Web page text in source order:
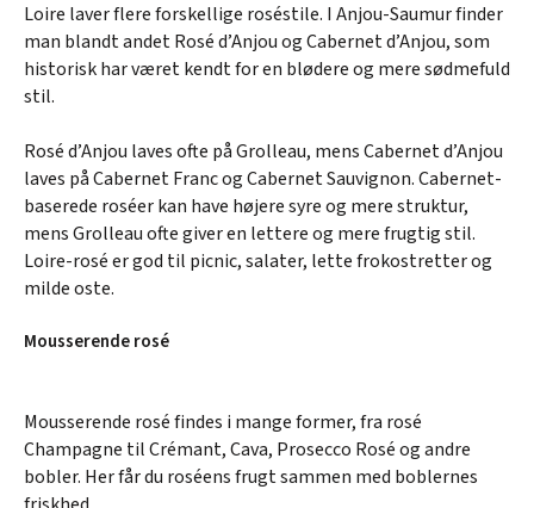
Loire laver flere forskellige roséstile. I Anjou-Saumur finder
man blandt andet Rosé d’Anjou og Cabernet d’Anjou, som
historisk har været kendt for en blødere og mere sødmefuld
stil.
Rosé d’Anjou laves ofte på Grolleau, mens Cabernet d’Anjou
laves på Cabernet Franc og Cabernet Sauvignon. Cabernet-
baserede roséer kan have højere syre og mere struktur,
mens Grolleau ofte giver en lettere og mere frugtig stil.
Loire-rosé er god til picnic, salater, lette frokostretter og
milde oste.
Mousserende rosé
Mousserende rosé findes i mange former, fra rosé
Champagne til Crémant, Cava, Prosecco Rosé og andre
bobler. Her får du roséens frugt sammen med boblernes